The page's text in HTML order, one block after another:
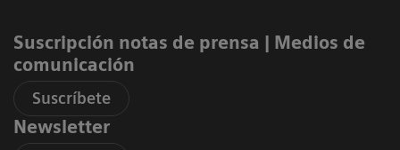
Suscripción notas de prensa ​| Medios de
comunicación
Suscríbete
Newsletter